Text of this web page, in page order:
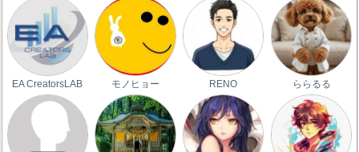
EA CreatorsLAB モノヒョー RENO ららるる